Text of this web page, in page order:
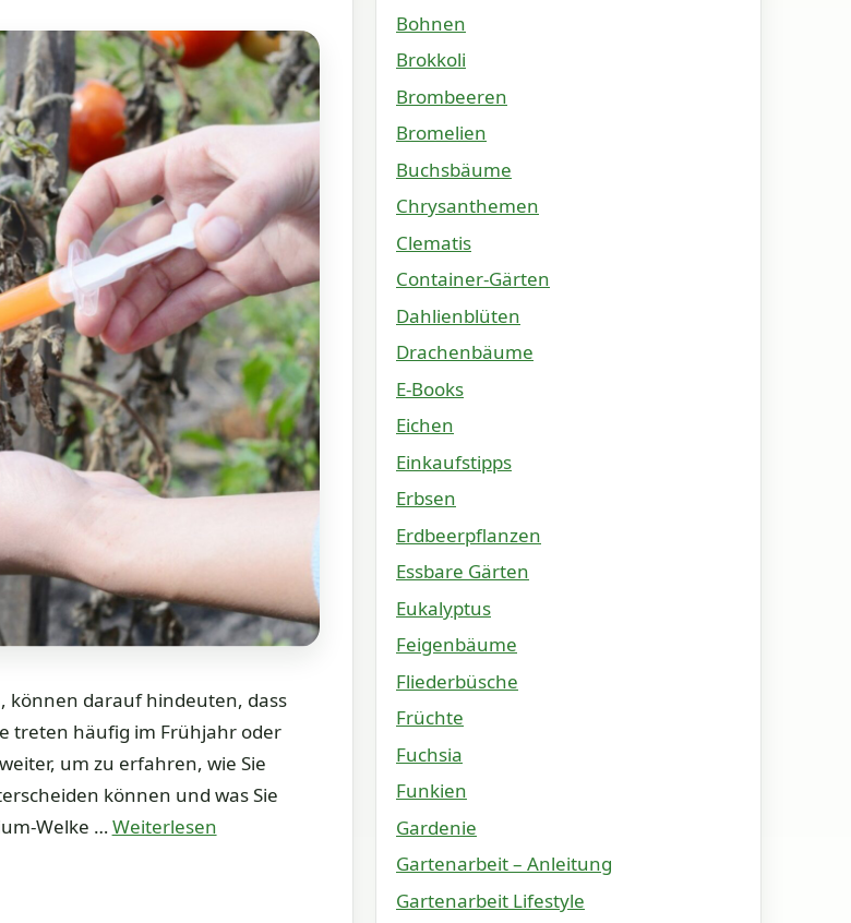
können darauf hindeuten, dass
treten häufig im Frühjahr oder
um zu erfahren, wie Sie
können und was Sie
Welke …Weiterlesen
Bohnen
Brokkoli
Brombeeren
Bromelien
Buchsbäume
Chrysanthemen
Clematis
Container-Gärten
Dahlienblüten
Drachenbäume
E-Books
Eichen
Einkaufstipps
Erbsen
Erdbeerpflanzen
Essbare Gärten
Eukalyptus
Feigenbäume
Fliederbüsche
Früchte
Fuchsia
Funkien
Gardenie
Gartenarbeit – Anleitung
Gartenarbeit Lifestyle